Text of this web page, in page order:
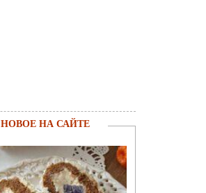
НОВОЕ НА САЙТЕ